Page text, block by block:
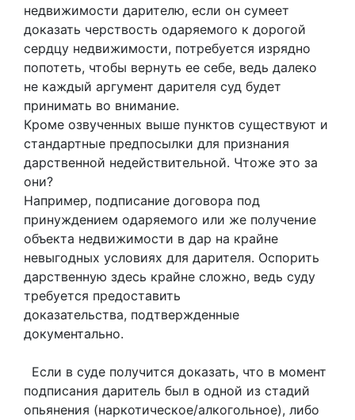
недвижимости дарителю, если он сумеет
доказать черствость одаряемого к дорогой
сердцу недвижимости, потребуется изрядно
попотеть, чтобы вернуть ее себе, ведь далеко
не каждый аргумент дарителя суд будет
принимать во внимание.
Кроме озвученных выше пунктов существуют и
стандартные предпосылки для признания
дарственной недействительной. Чтоже это за
они?
Например, подписание договора под
принуждением одаряемого или же получение
объекта недвижимости в дар на крайне
невыгодных условиях для дарителя. Оспорить
дарственную здесь крайне сложно, ведь суду
требуется предоставить
доказательства, подтвержденные
документально.
Если в суде получится доказать, что в момент
подписания даритель был в одной из стадий
опьянения (наркотическое/алкогольное), либо